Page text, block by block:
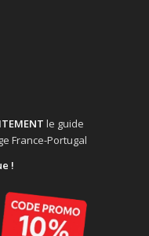
le guide
France-Portugal
!